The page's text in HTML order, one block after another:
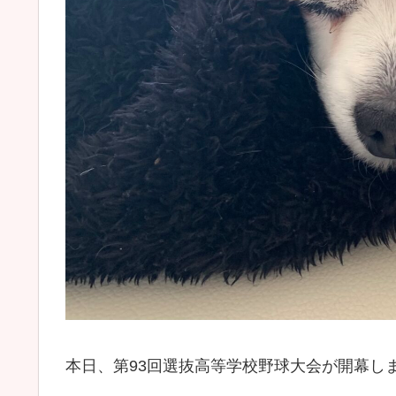
本日、第93回選抜高等学校野球大会が開幕し